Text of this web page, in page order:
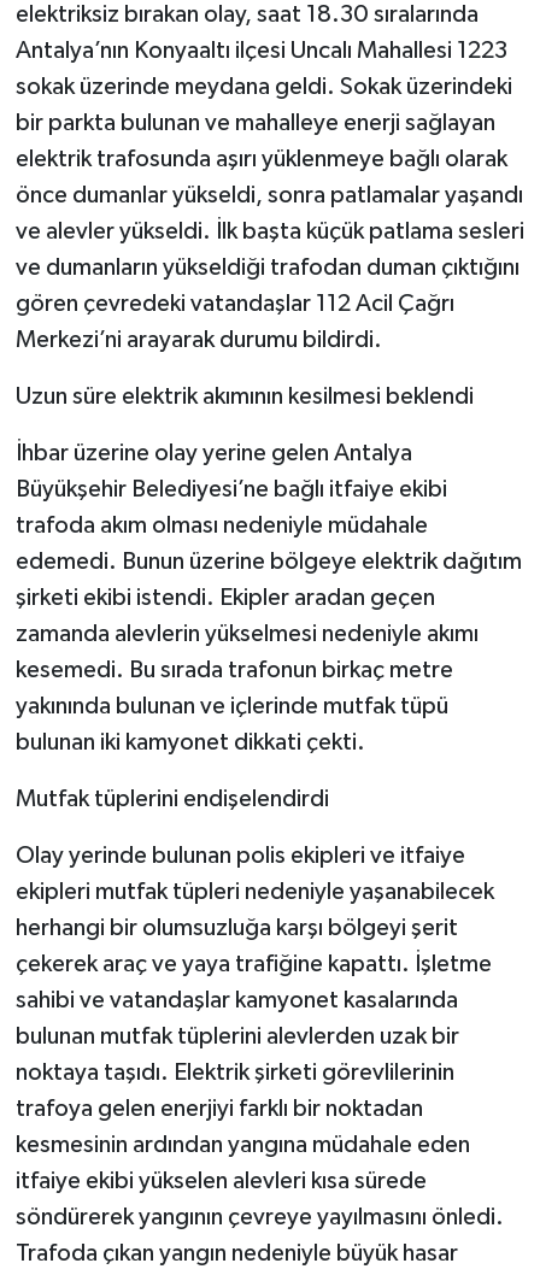
elektriksiz bırakan olay, saat 18.30 sıralarında
Antalya’nın Konyaaltı ilçesi Uncalı Mahallesi 1223
sokak üzerinde meydana geldi. Sokak üzerindeki
bir parkta bulunan ve mahalleye enerji sağlayan
elektrik trafosunda aşırı yüklenmeye bağlı olarak
önce dumanlar yükseldi, sonra patlamalar yaşandı
ve alevler yükseldi. İlk başta küçük patlama sesleri
ve dumanların yükseldiği trafodan duman çıktığını
gören çevredeki vatandaşlar 112 Acil Çağrı
Merkezi’ni arayarak durumu bildirdi.
Uzun süre elektrik akımının kesilmesi beklendi
İhbar üzerine olay yerine gelen Antalya
Büyükşehir Belediyesi’ne bağlı itfaiye ekibi
trafoda akım olması nedeniyle müdahale
edemedi. Bunun üzerine bölgeye elektrik dağıtım
şirketi ekibi istendi. Ekipler aradan geçen
zamanda alevlerin yükselmesi nedeniyle akımı
kesemedi. Bu sırada trafonun birkaç metre
yakınında bulunan ve içlerinde mutfak tüpü
bulunan iki kamyonet dikkati çekti.
Mutfak tüplerini endişelendirdi
Olay yerinde bulunan polis ekipleri ve itfaiye
ekipleri mutfak tüpleri nedeniyle yaşanabilecek
herhangi bir olumsuzluğa karşı bölgeyi şerit
çekerek araç ve yaya trafiğine kapattı. İşletme
sahibi ve vatandaşlar kamyonet kasalarında
bulunan mutfak tüplerini alevlerden uzak bir
noktaya taşıdı. Elektrik şirketi görevlilerinin
trafoya gelen enerjiyi farklı bir noktadan
kesmesinin ardından yangına müdahale eden
itfaiye ekibi yükselen alevleri kısa sürede
söndürerek yangının çevreye yayılmasını önledi.
Trafoda çıkan yangın nedeniyle büyük hasar